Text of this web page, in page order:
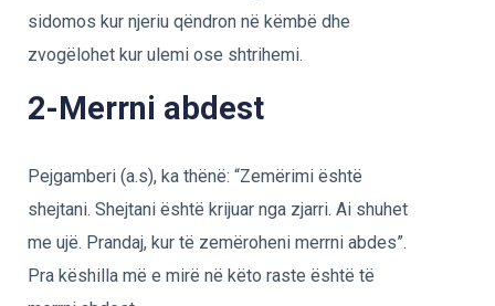
sidomos kur njeriu qëndron në këmbë dhe
zvogëlohet kur ulemi ose shtrihemi.
2-Merrni abdest
Pejgamberi (a.s), ka thënë: “Zemërimi është
shejtani. Shejtani është krijuar nga zjarri. Ai shuhet
me ujë. Prandaj, kur të zemëroheni merrni abdes”.
Pra këshilla më e mirë në këto raste është të